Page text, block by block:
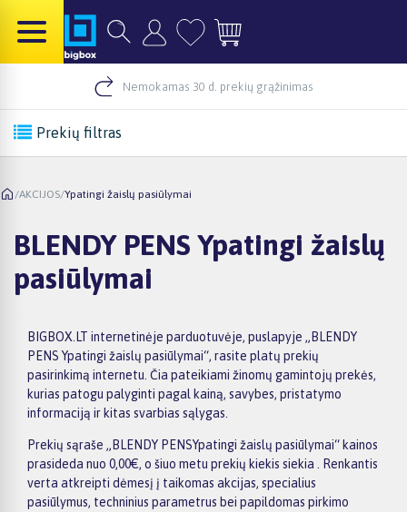
Nemokamas 30 d. prekių grąžinimas
Prekių filtras
/AKCIJOS/Ypatingi žaislų pasiūlymai
BLENDY PENS Ypatingi žaislų
pasiūlymai
BIGBOX.LT internetinėje parduotuvėje, puslapyje „BLENDY
PENS Ypatingi žaislų pasiūlymai“, rasite platų prekių
pasirinkimą internetu. Čia pateikiami žinomų gamintojų prekės,
kurias patogu palyginti pagal kainą, savybes, pristatymo
informaciją ir kitas svarbias sąlygas.
Prekių sąraše „BLENDY PENSYpatingi žaislų pasiūlymai“ kainos
prasideda nuo 0,00€, o šiuo metu prekių kiekis siekia . Renkantis
verta atkreipti dėmesį į taikomas akcijas, specialius
pasiūlymus, techninius parametrus bei papildomas pirkimo